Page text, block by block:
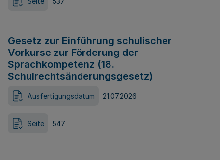
Gesetz zur Einführung schulischer
Vorkurse zur Förderung der
Sprachkompetenz (18.
Schulrechtsänderungsgesetz)
Ausfertigungsdatum 21.07.2026
Seite 547